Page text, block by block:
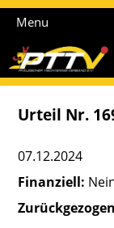
Menu
Urteil Nr.
07.12.2024
Finanziell:
Zurückgezogen